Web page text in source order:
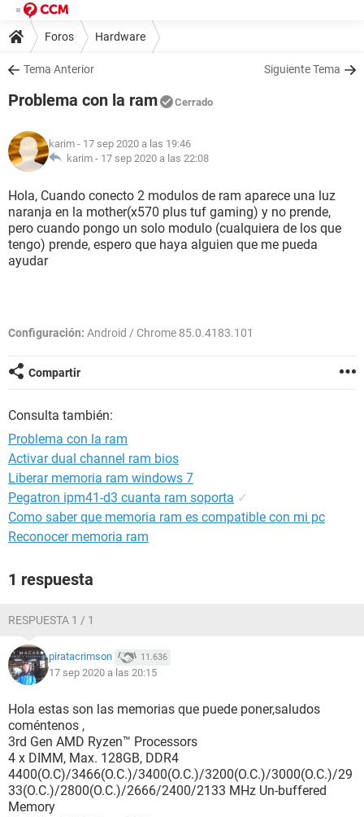
Foros Hardware
Tema Anterior Siguiente Tema
Problema con la ram Cerrado
karim - 17 sep 2020 a las 19:46
karim - 17 sep 2020 a las 22:08
Hola, Cuando conecto 2 modulos de ram aparece una luz
naranja en la mother(x570 plus tuf gaming) y no prende,
pero cuando pongo un solo modulo (cualquiera de los que
tengo) prende, espero que haya alguien que me pueda
ayudar
Configuración: Android / Chrome 85.0.4183.101
Compartir
Consulta también:
Problema con la ram
Activar dual channel ram bios
Liberar memoria ram windows 7
Pegatron ipm41-d3 cuanta ram soporta ✓
Como saber que memoria ram es compatible con mi pc
Reconocer memoria ram
1 respuesta
RESPUESTA 1 / 1
piratacrimson 11.636
17 sep 2020 a las 20:15
Hola estas son las memorias que puede poner,saludos
coméntenos ,
3rd Gen AMD Ryzen™ Processors
4 x DIMM, Max. 128GB, DDR4
4400(O.C)/3466(O.C.)/3400(O.C.)/3200(O.C.)/3000(O.C.)/29
33(O.C.)/2800(O.C.)/2666/2400/2133 MHz Un-buffered
Memory